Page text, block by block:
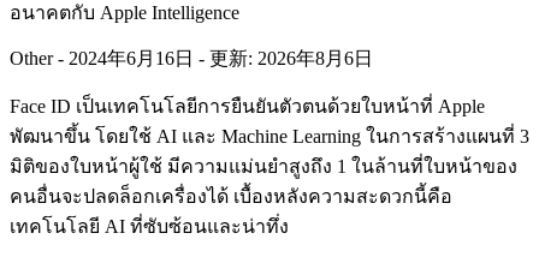
อนาคตกับ Apple Intelligence
Other- 2024年6月16日 - 更新: 2026年8月6日
Face ID เป็นเทคโนโลยีการยืนยันตัวตนด้วยใบหน้าที่ Apple
พัฒนาขึ้น โดยใช้ AI และ Machine Learning ในการสร้างแผนที่ 3
มิติของใบหน้าผู้ใช้ มีความแม่นยำสูงถึง 1 ในล้านที่ใบหน้าของ
คนอื่นจะปลดล็อกเครื่องได้ เบื้องหลังความสะดวกนี้คือ
เทคโนโลยี AI ที่ซับซ้อนและน่าทึ่ง